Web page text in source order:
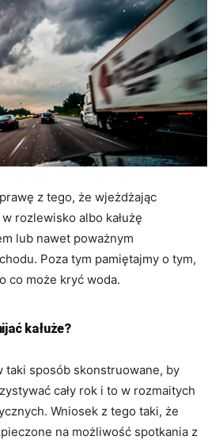
z tego, że wjeżdżając
rozlewisko albo kałużę
lub nawet poważnym
Poza tym pamiętajmy o tym,
co może kryć woda.
kałuże?
taki sposób skonstruowane, by
cały rok i to w rozmaitych
Wniosek z tego taki, że
na możliwość spotkania z